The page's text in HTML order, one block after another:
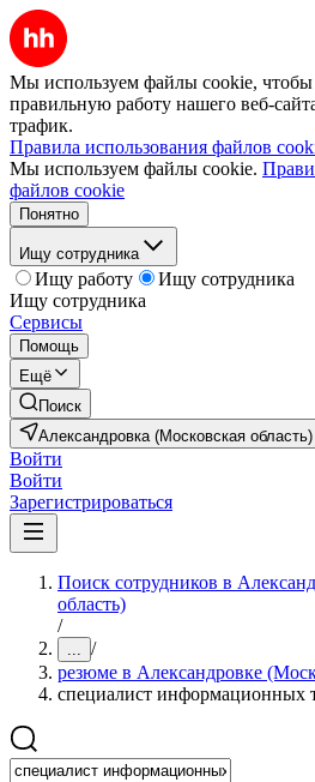
Мы используем файлы cookie, чтобы
правильную работу нашего веб-
трафик.
Правила использования файлов
Мы используем файлы cookie.
файлов cookie
Понятно
Ищу сотрудника
Ищу работу
Ищу сотрудника
Ищу сотрудника
Сервисы
Помощь
Ещё
Поиск
Александровка (Московская область)
Войти
Войти
Зарегистрироваться
Поиск сотрудников в
область)
/
... /
резюме в Александровке
специалист информационных